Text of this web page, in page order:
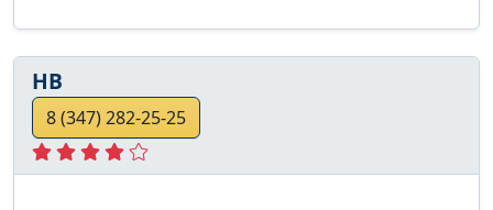
НВ
8 (347) 282-25-25